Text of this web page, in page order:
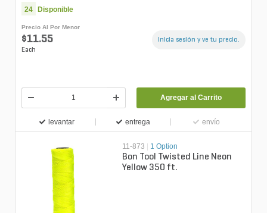
24 Disponible
Precio Al Por Menor
$11.55
Each
Inicia sesión y ve tu precio.
Agregar al Carrito
levantar entrega envío
11-873 1 Option
Bon Tool Twisted Line Neon
Yellow 350 ft.